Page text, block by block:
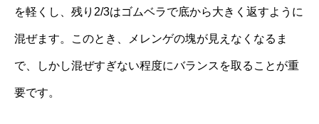
を軽くし、残り2/3はゴムベラで底から大きく返すように
混ぜます。このとき、メレンゲの塊が見えなくなるま
で、しかし混ぜすぎない程度にバランスを取ることが重
要です。